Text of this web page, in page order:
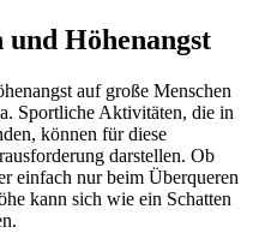
Höhenangst
auf große Menschen
Sportliche Aktivitäten, die in
können für diese
darstellen. Ob
einfach nur beim Überqueren
kann sich wie ein Schatten